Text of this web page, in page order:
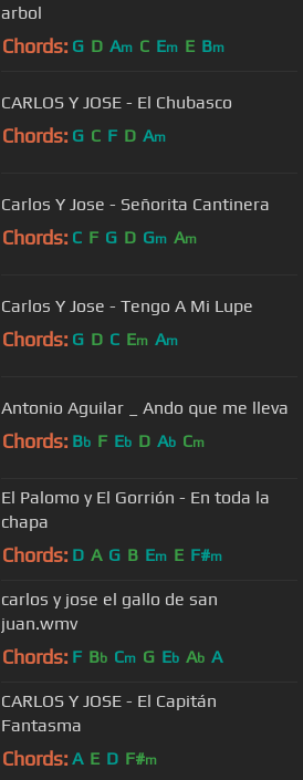
arbol
Chords: G D Am C Em E Bm
CARLOS Y JOSE - El Chubasco
Chords: G C F D Am
Carlos Y Jose - Señorita Cantinera
Chords: C F G D Gm Am
Carlos Y Jose - Tengo A Mi Lupe
Chords: G D C Em Am
Antonio Aguilar _ Ando que me lleva
Chords: Bb F Eb D Ab Cm
El Palomo y El Gorrión - En toda la
chapa
Chords: D A G B Em E F#m
carlos y jose el gallo de san
juan.wmv
Chords: F Bb Cm G Eb Ab A
CARLOS Y JOSE - El Capitán
Fantasma
Chords: A E D F#m